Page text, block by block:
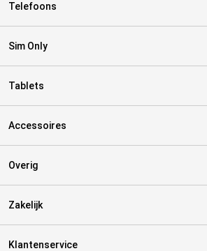
Telefoons
Sim Only
Tablets
Accessoires
Overig
Zakelijk
Klantenservice